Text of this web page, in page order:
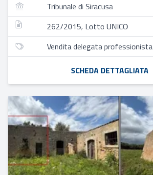
Tribunale di Siracusa
262/2015, Lotto UNICO
Vendita delegata professionista
SCHEDA DETTAGLIATA